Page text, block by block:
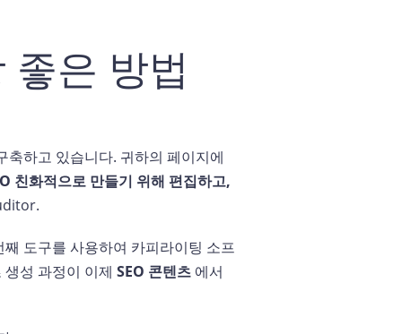
은 방법
축하고 있습니다. 귀하의 페이지에
친화적으로 만들기 위해 편집하고,
도구를 사용하여 카피라이팅 소프
성 과정이 이제 SEO 콘텐츠 에서